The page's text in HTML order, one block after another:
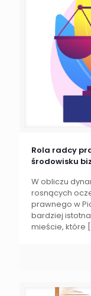
Rola radcy
środowisku
W obliczu
rosnących
prawnego w
bardziej
mieście, które